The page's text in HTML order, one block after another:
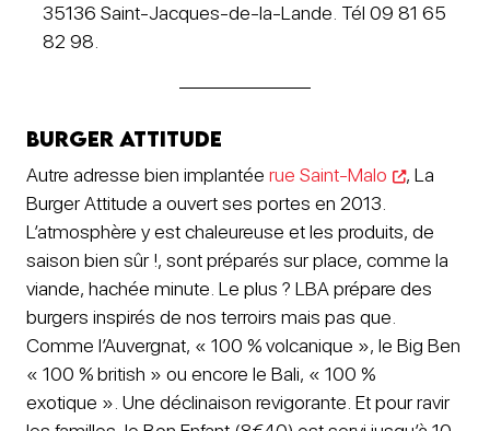
35136 Saint-Jacques-de-la-Lande. Tél 09 81 65
82 98.
Burger Attitude
Autre adresse bien implantée rue Saint-Malo
, La
Burger Attitude a ouvert ses portes en 2013.
L’atmosphère y est chaleureuse et les produits, de
saison bien sûr !, sont préparés sur place, comme la
viande, hachée minute. Le plus ? LBA prépare des
burgers inspirés de nos terroirs mais pas que.
Comme l’Auvergnat, « 100 % volcanique », le Big Ben
« 100 % british » ou encore le Bali, « 100 %
exotique ». Une déclinaison revigorante. Et pour ravir